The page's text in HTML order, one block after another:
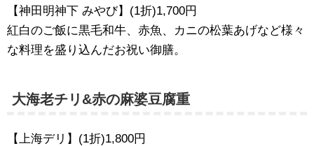
【神田明神下 みやび】(1折)1,700円
紅白のご飯に黒毛和牛、赤魚、カニの松葉あげなど様々
な料理を盛り込んだお祝い御膳。
大海老チリ&赤の麻婆豆腐重
【上海デリ】(1折)1,800円